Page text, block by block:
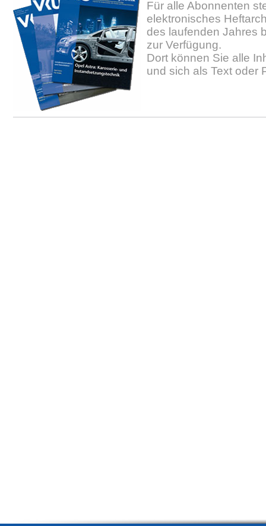
Für alle Abonnenten
elektronisches
des laufenden Jahres
zur Verfügung.
Dort können Sie alle
und sich als Text oder